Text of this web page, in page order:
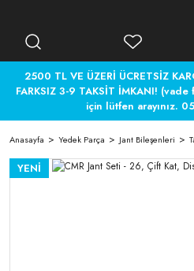
2500 TL VE ÜZERİ ÜCRETSİZ
FARKSIZ 3-9 TAKSİT İMKANI!
için lütfen arayınız.
Anasayfa Yedek Parça Jant Bileşenleri
YENİ